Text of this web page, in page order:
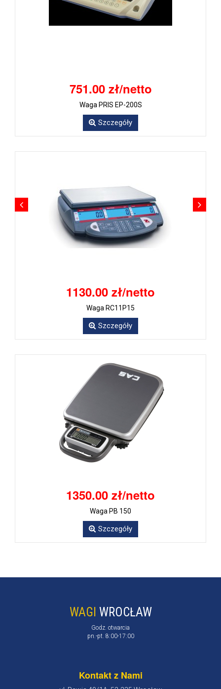
751.00 zł/netto
Waga PRIS EP-200S
Szczegóły
1130.00 zł/netto
Waga RC11P15
Szczegóły
1350.00 zł/netto
Waga PB 150
Szczegóły
WAGI WROCŁAW
Godz. otwarcia
pn.-pt. 8:00-17:00
Kontakt z Nami